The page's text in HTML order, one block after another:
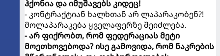
ჰქონია და იმუშავებს კიდეც!
- კონტრაქტიან ხალხთან არ ლაპარაკობენ?!
მოლაპარაკება ყველაფერზე შეიძლება.
- არ ფიქრობთ, რომ ფედერაციას მეტი
მოეთხოვებოდა? ისე გამოვიდა, რომ ნაკრების